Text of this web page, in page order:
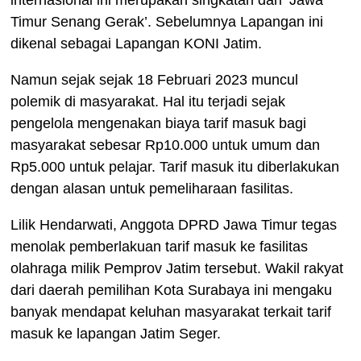
Timur Senang Gerak’. Sebelumnya Lapangan ini
dikenal sebagai Lapangan KONI Jatim.
Namun sejak sejak 18 Februari 2023 muncul
polemik di masyarakat. Hal itu terjadi sejak
pengelola mengenakan biaya tarif masuk bagi
masyarakat sebesar Rp10.000 untuk umum dan
Rp5.000 untuk pelajar. Tarif masuk itu diberlakukan
dengan alasan untuk pemeliharaan fasilitas.
Lilik Hendarwati, Anggota DPRD Jawa Timur tegas
menolak pemberlakuan tarif masuk ke fasilitas
olahraga milik Pemprov Jatim tersebut. Wakil rakyat
dari daerah pemilihan Kota Surabaya ini mengaku
banyak mendapat keluhan masyarakat terkait tarif
masuk ke lapangan Jatim Seger.